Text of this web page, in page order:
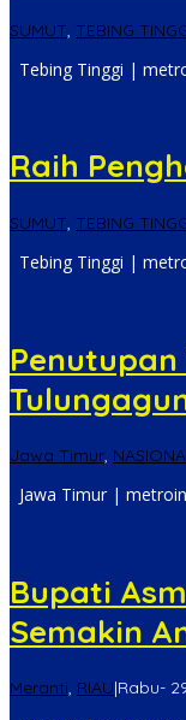
SUMUT, TEBING
Tebing Tinggi |
Raih
SUMUT, TEBING
Tebing Tinggi |
Jawa Timur,
Jawa Timur |
Bupati
Semakin
Meranti, RIAU|Rabu-